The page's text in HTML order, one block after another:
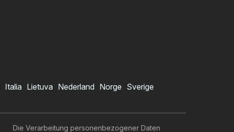
Italia Lietuva Nederland Norge Sverige
Die Verarbeitung personenbezogener Daten